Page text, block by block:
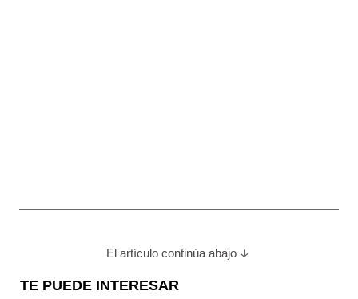
El artículo continúa abajo
TE PUEDE INTERESAR